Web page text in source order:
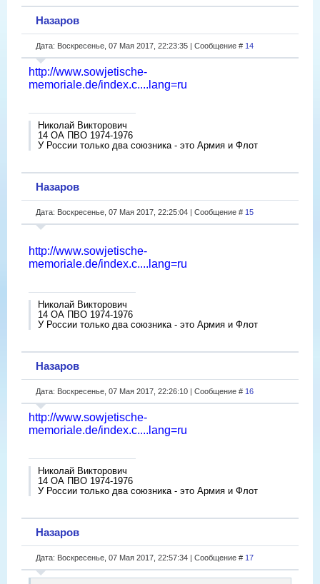
Назаров
Дата: Воскресенье, 07 Мая 2017, 22:23:35 | Сообщение # 14
http://www.sowjetische-
memoriale.de/index.c....lang=ru
Николай Викторович
14 ОА ПВО 1974-1976
У России только два союзника - это Армия и Флот
Назаров
Дата: Воскресенье, 07 Мая 2017, 22:25:04 | Сообщение # 15
http://www.sowjetische-
memoriale.de/index.c....lang=ru
Николай Викторович
14 ОА ПВО 1974-1976
У России только два союзника - это Армия и Флот
Назаров
Дата: Воскресенье, 07 Мая 2017, 22:26:10 | Сообщение # 16
http://www.sowjetische-
memoriale.de/index.c....lang=ru
Николай Викторович
14 ОА ПВО 1974-1976
У России только два союзника - это Армия и Флот
Назаров
Дата: Воскресенье, 07 Мая 2017, 22:57:34 | Сообщение # 17